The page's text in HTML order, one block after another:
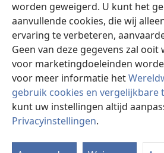
worden geweigerd. U kunt het
aanvullende cookies, die wij
ervaring te verbeteren,
Geen van deze gegevens zal
voor marketingdoeleinden
voor meer informatie het
gebruik cookies en vergelijkbare
kunt uw instellingen altijd
Privacyinstellingen.
venster)
(opent
nieuw
venster)
®
Watchtower Library
Copyright© 2026 Watch Tower Bible and
GEBRUIKSVOORWAARDEN